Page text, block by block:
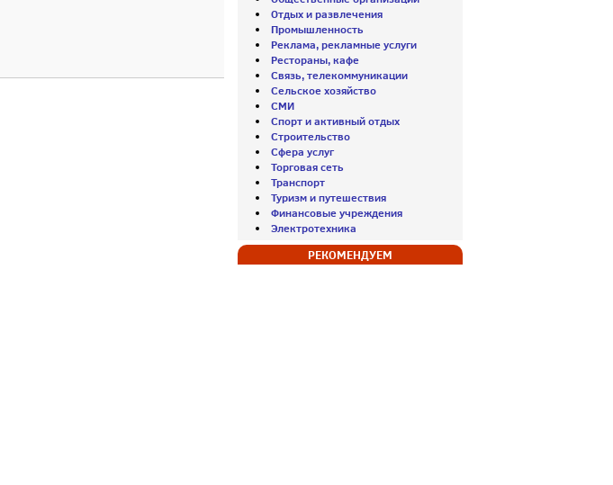
Отдых и развлечения
Промышленность
Реклама, рекламные услуги
Рестораны, кафе
Связь, телекоммуникации
Сельское хозяйство
СМИ
Спорт и активный отдых
Строительство
Сфера услуг
Торговая сеть
Транспорт
Туризм и путешествия
Финансовые учреждения
Электротехника
РЕКОМЕНДУЕМ